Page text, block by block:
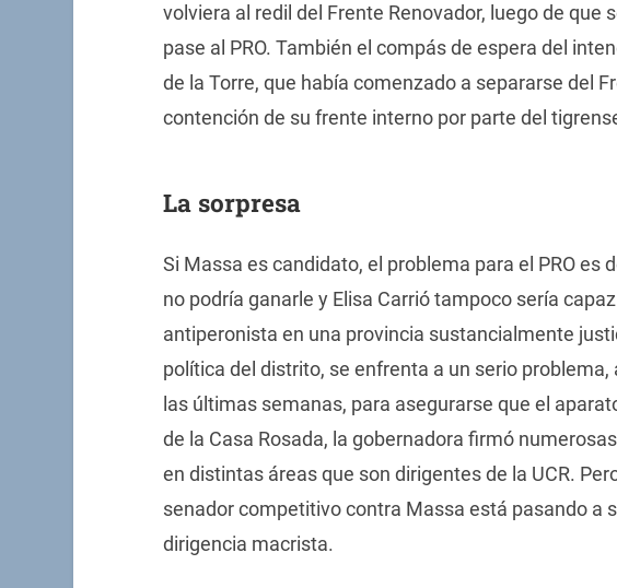
volviera al redil del Frente Renovador, luego de que
pase al PRO. También el compás de espera del
de la Torre, que había comenzado a separarse del
contención de su frente interno por parte del
La sorpresa
Si Massa es candidato, el problema para el PRO es
no podría ganarle y Elisa Carrió tampoco sería
antiperonista en una provincia sustancialmente
política del distrito, se enfrenta a un serio problema,
las últimas semanas, para asegurarse que el
de la Casa Rosada, la gobernadora firmó
en distintas áreas que son dirigentes de la UCR.
senador competitivo contra Massa está pasando a
dirigencia macrista.